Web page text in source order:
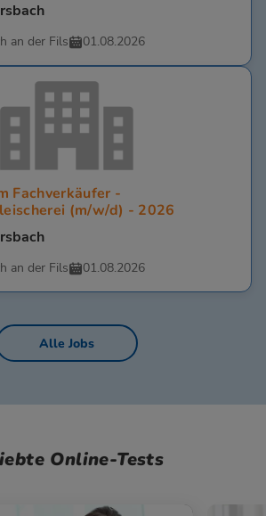
an der Fils 01.08.2026
Fachverkäufer -
(m/w/d) - 2026
an der Fils 01.08.2026
Alle Jobs
Online-Tests